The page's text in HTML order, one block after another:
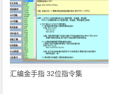
汇编金手指 32位指令集